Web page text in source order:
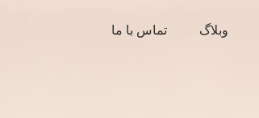
وبلاگ تماس با ما